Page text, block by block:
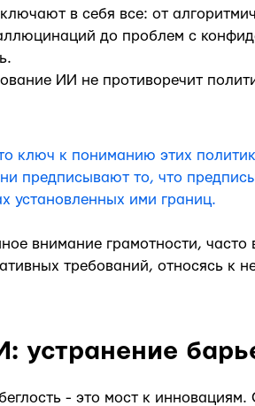
в себя все: от
до проблем с
ИИ не противоречит
ключ к пониманию этих
предписывают то, что
установленных ими границ.
внимание грамотности, часто
требований, относясь к
устранение
- это мост к